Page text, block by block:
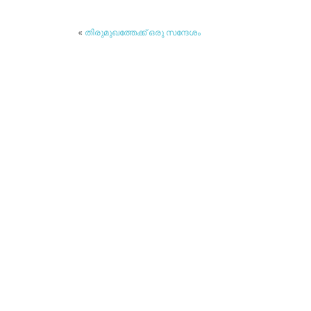
« തിരുമുഖത്തേക്ക് ഒരു സന്ദേശം